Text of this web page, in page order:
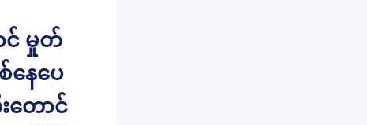
င် မှုတ်
နေပေ
တောင်